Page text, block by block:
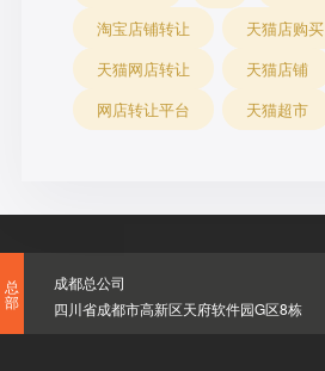
淘宝店铺转让
天猫店购买
天猫网店转让
天猫店铺
网店转让平台
天猫超市
总
部
成都总公司
四川省成都市高新区天府软件园G区8栋